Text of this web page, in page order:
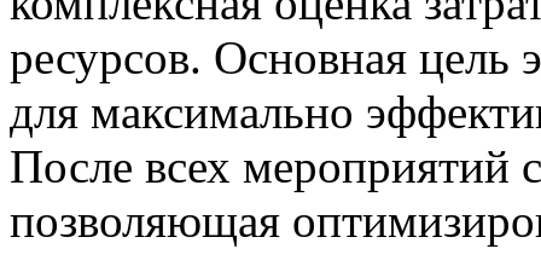
ресурсов. Основная
для максимально
После всех мероприятий
позволяющая